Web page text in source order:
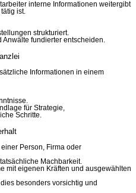
interne Informationen weitergibt
ist.
strukturiert.
fundierter entscheiden.
Informationen in einem
für Strategie,
Schritte.
Person, Firma oder
Machbarkeit.
mit eigenen Kräften und ausgewählten
besonders vorsichtig und